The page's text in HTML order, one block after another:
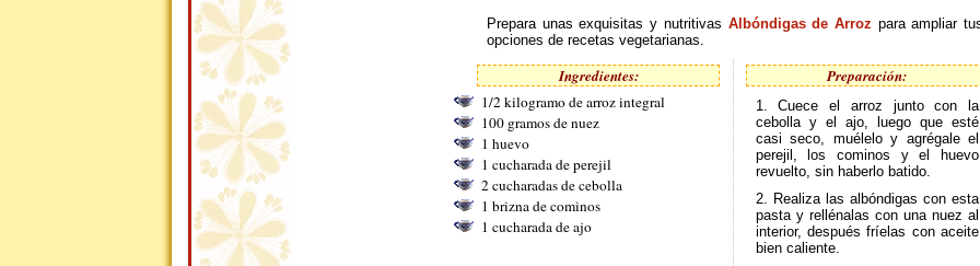
Prepara unas exquisitas y nutritivas Albóndigas de Arroz para ampliar
opciones de recetas vegetarianas.
Ingredientes:
1/2 kilogramo de arroz integral
100 gramos de nuez
1 huevo
1 cucharada de perejil
2 cucharadas de cebolla
1 brizna de cominos
1 cucharada de ajo
Preparación:
1. Cuece el arroz junto con la
cebolla y el ajo, luego que esté
casi seco, muélelo y agrégale el
perejil, los cominos y el huevo
revuelto, sin haberlo batido.
2. Realiza las albóndigas con esta
pasta y rellénalas con una nuez al
interior, después fríelas con aceite
bien caliente.